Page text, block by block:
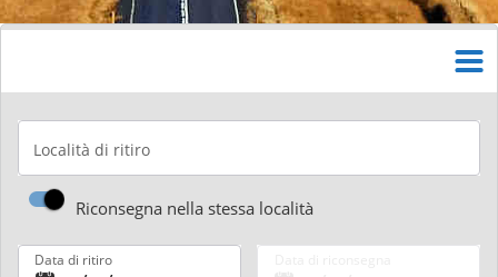
Località di ritiro
Riconsegna nella stessa località
Data di ritiro